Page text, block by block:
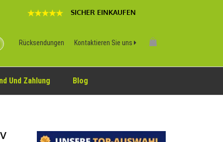
SICHER EINKAUFEN
Rücksendungen Kontaktieren Sie uns
Und Zahlung Blog